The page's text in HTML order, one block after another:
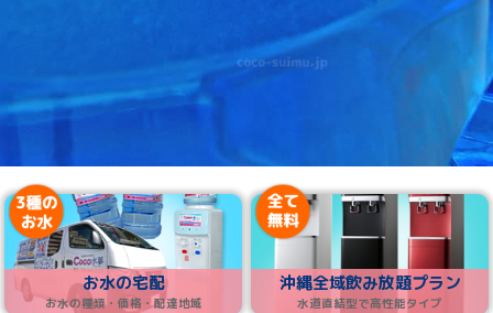
お水の宅配
お水の種類・価格・配達地域
沖縄全域飲み放題プラン
水道直結型で高性能タイプ